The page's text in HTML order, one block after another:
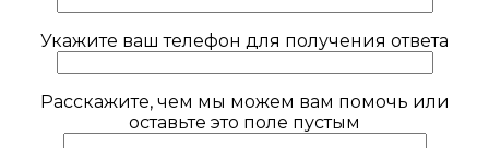
Укажите ваш телефон для получения ответа
Расскажите, чем мы можем вам помочь или
оставьте это поле пустым